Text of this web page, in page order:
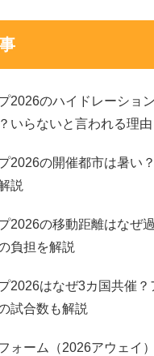
2026のハイドレーショ
いらないと言われる理
2026の開催都市は暑い
説
2026の移動距離はなぜ
負担を解説
2026はなぜ3カ国共催？
試合数も解説
ォーム（2026アウェイ